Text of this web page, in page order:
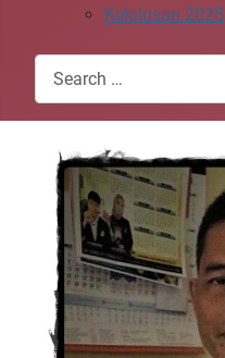
Kelulusan 2025
Search